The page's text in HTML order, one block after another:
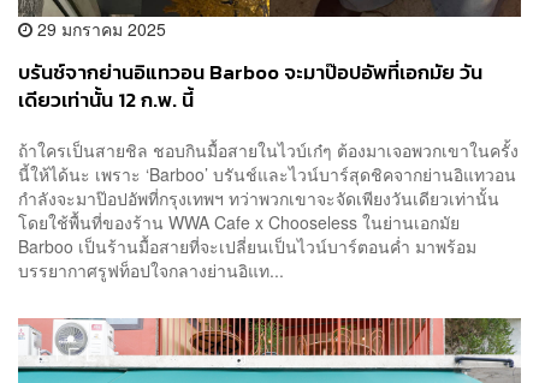
29 มกราคม 2025
บรันช์จากย่านอิแทวอน Barboo จะมาป๊อปอัพที่เอกมัย วัน
เดียวเท่านั้น 12 ก.พ. นี้
ถ้าใครเป็นสายชิล ชอบกินมื้อสายในไวบ์เก๋ๆ ต้องมาเจอพวกเขาในครั้ง
นี้ให้ได้นะ เพราะ ‘Barboo’ บรันช์และไวน์บาร์สุดชิคจากย่านอิแทวอน
กำลังจะมาป๊อปอัพที่กรุงเทพฯ ทว่าพวกเขาจะจัดเพียงวันเดียวเท่านั้น
โดยใช้พื้นที่ของร้าน WWA Cafe x Chooseless ในย่านเอกมัย
Barboo เป็นร้านมื้อสายที่จะเปลี่ยนเป็นไวน์บาร์ตอนค่ำ มาพร้อม
บรรยากาศรูฟท็อปใจกลางย่านอิแท...